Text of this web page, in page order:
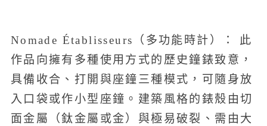
Nomade Établisseurs（多功能時計）： 此
作品向擁有多種使用方式的歷史鐘錶致意，
具備收合、打開與座鐘三種模式，可隨身放
入口袋或作小型座鐘。建築風格的錶殼由切
面金屬（鈦金屬或金）與極易破裂、需由大